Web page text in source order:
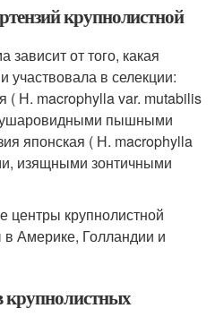
крупнолистной
от того, какая
участвовала в селекции:
( Н. macrophylla var. mutabilis
пышными
японская ( Н. macrophylla
изящными зонтичными
центры крупнолистной
Америке, Голландии и
крупнолистных